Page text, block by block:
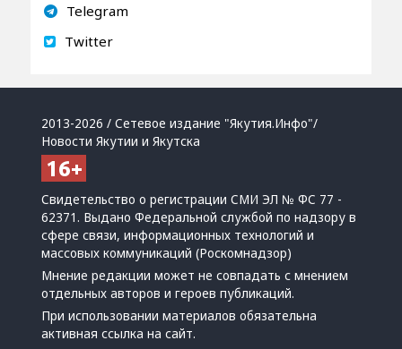
Telegram
Twitter
2013-2026 / Сетевое издание "Якутия.Инфо"/
Новости Якутии и Якутска
Свидетельство о регистрации СМИ ЭЛ № ФС 77 -
62371. Выдано Федеральной службой по надзору в
сфере связи, информационных технологий и
массовых коммуникаций (Роскомнадзор)
Мнение редакции может не совпадать с мнением
отдельных авторов и героев публикаций.
При использовании материалов обязательна
активная ссылка на сайт.